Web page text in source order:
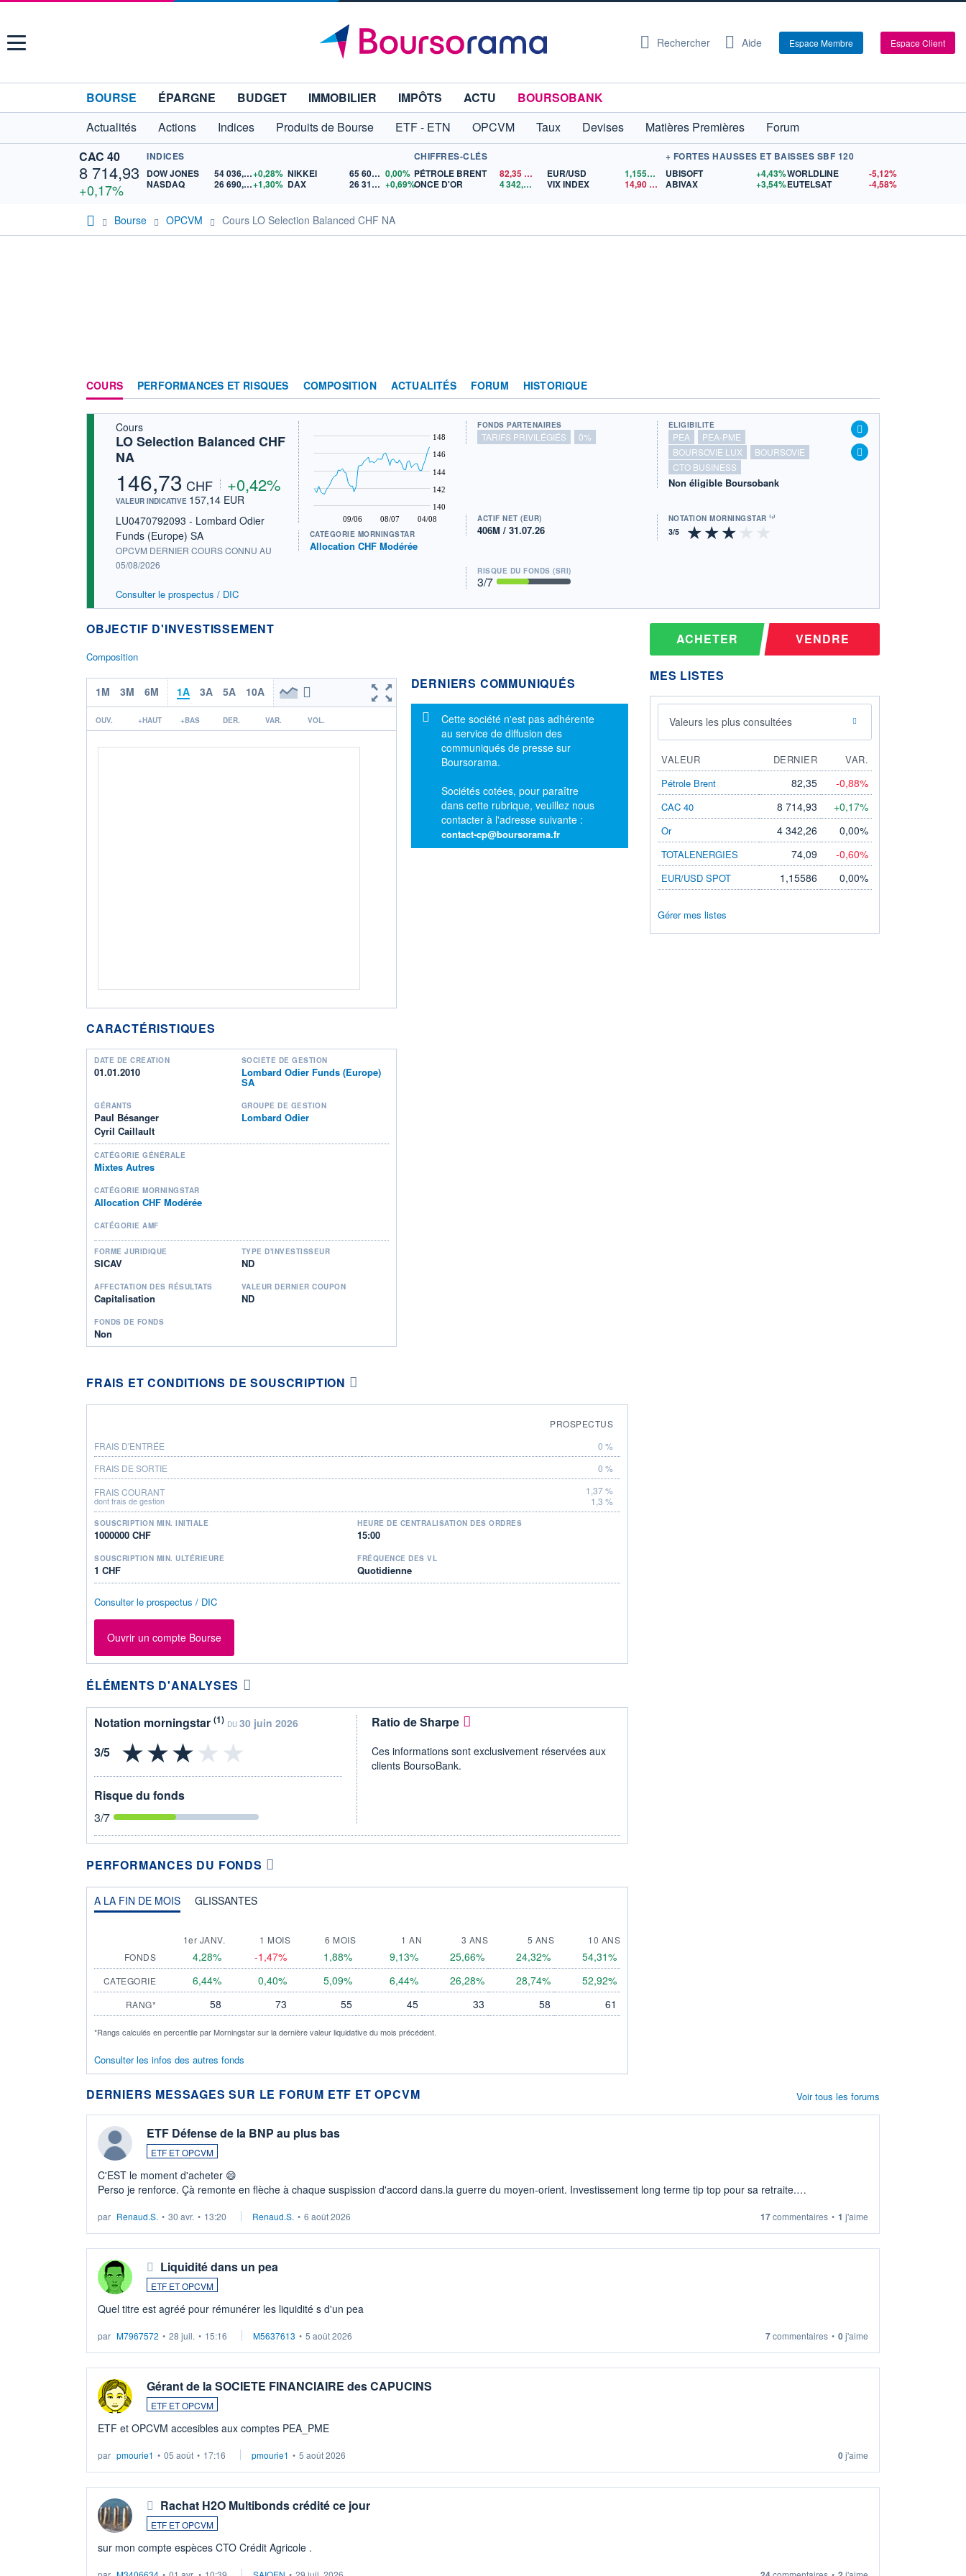
Menu Rechercher Aide Espace Membre Espace Client
BOURSE ÉPARGNE BUDGET IMMOBILIER IMPÔTS ACTU
BOURSOBANK
Actualités
Actions Indices Produits de Bourse ETF - ETN OPCVM Taux Devises Matières Premières
Forum
CAC 40
8 714,93
+0,17%
INDICES
DOW JONES
54 036,93+0,28%
NASDAQ
26 690,62+1,30%
NIKKEI 65 606,71 0,00%
DAX
26 319,45 +0,69%
CHIFFRES-CLÉS
PÉTROLE BRENT
82,35$US
ONCE D'OR
4 342,26 $US
EUR/USD 1,1559$US
VIX INDEX
14,90
+ FORTES HAUSSES ET BAISSES SBF 120
UBISOFT
+4,43%
ABIVAX
+3,54%
WORLDLINE
-5,12%
EUTELSAT
-4,58%
Bourse OPCVM Cours LO Selection Balanced CHF NA
COURS PERFORMANCES ET RISQUES COMPOSITION ACTUALITÉS FORUM HISTORIQUE
Cours
LO Selection Balanced CHF
NA
146,73 CHF +0,42%
VALEUR INDICATIVE 157,14 EUR
LU0470792093 - Lombard Odier
Funds (Europe) SA
OPCVM DERNIER COURS CONNU AU
05/08/2026
Consulter le prospectus / DIC
09/06 08/07 04/08
140
142
144
146
148
CATÉGORIE MORNINGSTAR
Allocation CHF Modérée
FONDS PARTENAIRES
TARIFS PRIVILÉGIÉS 0%
ÉLIGIBILITÉ
PEA
PEA-PME
BOURSOVIE LUX
BOURSOVIE
CTO BUSINESS
Non éligible Boursobank
ACTIF NET (EUR)
406M / 31.07.26
NOTATION MORNINGSTAR ⁽¹⁾
RISQUE DU FONDS (SRI)
3/7
OBJECTIF D'INVESTISSEMENT
Composition
1M 3M 6M 1A 3A 5A 10A
OUV. +HAUT +BAS DER. VAR. VOL.
CARACTÉRISTIQUES
DATE DE CRÉATION
01.01.2010
SOCIÉTÉ DE GESTION
Lombard Odier Funds (Europe)
SA
GÉRANTS
Paul Bésanger
Cyril Caillault
GROUPE DE GESTION
Lombard Odier
CATÉGORIE GÉNÉRALE
Mixtes Autres
CATÉGORIE MORNINGSTAR
Allocation CHF Modérée
CATÉGORIE AMF
FORME JURIDIQUE
SICAV
TYPE D'INVESTISSEUR
ND
AFFECTATION DES RÉSULTATS
Capitalisation
VALEUR DERNIER COUPON
ND
FONDS DE FONDS
Non
DERNIERS COMMUNIQUÉS
Message d'information
Cette société n'est pas adhérente
au service de diffusion des
communiqués de presse sur
Boursorama.
Sociétés cotées, pour paraître
dans cette rubrique, veuillez nous
contacter à l'adresse suivante :
contact-cp@boursorama.fr
FRAIS ET CONDITIONS DE SOUSCRIPTION
PROSPECTUS
FRAIS D'ENTRÉE
0 %
FRAIS DE SORTIE
0 %
FRAIS COURANT
dont frais de gestion
1,37 %
1,3 %
SOUSCRIPTION MIN. INITIALE
1000000 CHF
HEURE DE CENTRALISATION DES ORDRES
15:00
SOUSCRIPTION MIN. ULTÉRIEURE
1 CHF
FRÉQUENCE DES VL
Quotidienne
Consulter le prospectus / DIC
Ouvrir un compte Bourse
ÉLÉMENTS D'ANALYSES
Notation morningstar (1) DU 30 juin 2026
Risque du fonds
3/7
Ratio de Sharpe
Ces informations sont exclusivement réservées aux
clients BoursoBank.
PERFORMANCES DU FONDS
A LA FIN DE MOIS GLISSANTES
1er JANV. 1 MOIS 6 MOIS 1 AN 3 ANS 5 ANS
10 ANS
FONDS
4,28% -1,47% 1,88% 9,13% 25,66% 24,32% 54,31%
CATEGORIE 6,44% 0,40% 5,09% 6,44% 26,28% 28,74% 52,92%
RANG* 58 73 55 45 33 58 61
*Rangs calculés en percentile par Morningstar sur la dernière valeur liquidative du mois précédent.
Consulter les infos des autres fonds
ACHETER VENDRE
MES LISTES
Valeurs les plus consultées
VALEUR DERNIER
VAR.
Pétrole Brent
82,35 -0,88%
CAC 40 8 714,93 +0,17%
Or 4 342,26 0,00%
TOTALENERGIES 74,09 -0,60%
EUR/USD SPOT 1,15586 0,00%
Gérer mes listes
DERNIERS MESSAGES SUR LE FORUM ETF ET OPCVM
ETF Défense de la BNP au plus bas
ETF ET OPCVM
C'EST le moment d'acheter 😄​
Perso je renforce. Çà remonte en flèche à chaque suspission d'accord dans.la guerre du moyen-orient. Investissement long terme tip top pour sa retraite.
par Renaud.S. • 30 avr. • 13:20 Renaud.S. • 6 août 2026 17commentaires • 1 j'aime
Liquidité dans un pea
ETF ET OPCVM
Quel titre est agréé pour rémunérer les liquidité s d'un pea
par M7967572 • 28 juil. • 15:16 M5637613 • 5 août 2026 7commentaires • 0j'aime
Gérant de la SOCIETE FINANCIAIRE des CAPUCINS
ETF ET OPCVM
ETF et OPCVM accesibles aux comptes PEA_PME
par pmourie1 • 05 août • 17:16 pmourie1 • 5 août 2026 0j'aime
Rachat H2O Multibonds crédité ce jour
ETF ET OPCVM
sur mon compte espèces CTO Crédit Agricole .
Voir tous les forums